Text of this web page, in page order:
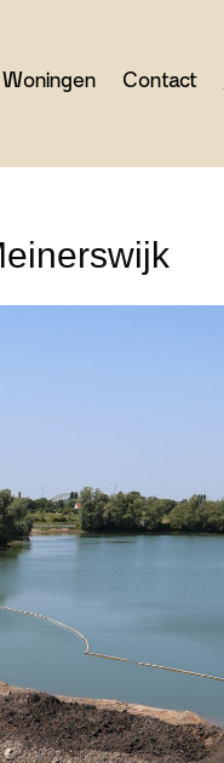
Woningen Contact